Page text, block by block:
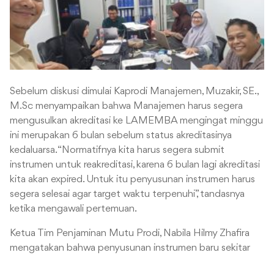
Sebelum diskusi dimulai Kaprodi Manajemen, Muzakir, SE.,
M.Sc menyampaikan bahwa Manajemen harus segera
mengusulkan akreditasi ke LAMEMBA mengingat minggu
ini merupakan 6 bulan sebelum status akreditasinya
kedaluarsa. “Normatifnya kita harus segera submit
instrumen untuk reakreditasi, karena 6 bulan lagi akreditasi
kita akan expired. Untuk itu penyusunan instrumen harus
segera selesai agar target waktu terpenuhi”, tandasnya
ketika mengawali pertemuan.
Ketua Tim Penjaminan Mutu Prodi, Nabila Hilmy Zhafira
mengatakan bahwa penyusunan instrumen baru sekitar